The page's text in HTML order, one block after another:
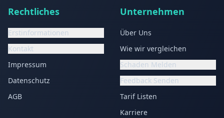
Rechtliches
Erstinformationen
Kontakt
Impressum
Datenschutz
AGB
Unternehmen
Über Uns
Wie wir vergleichen
Schaden Melden
Feedback Senden
Tarif Listen
Karriere